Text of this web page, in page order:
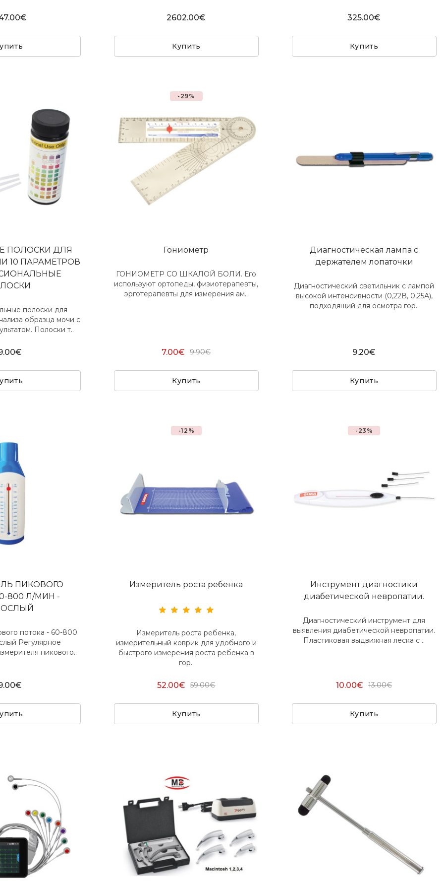
2602.00€
Купить
325.00€
Купить
ПОЛОСКИ ДЛЯ
10 ПАРАМЕТРОВ
полоски для
образца мочи с
Полоски т..
-29%
Гониометр
ГОНИОМЕТР СО ШКАЛОЙ БОЛИ. Его
используют ортопеды, физиотерапевты,
эрготерапевты для измерения ам..
7.00€ 9.90€
Купить
Диагностическая лампа с
держателем лопаточки
Диагностический светильник с лампой
высокой интенсивности (0,22В, 0,25А),
подходящий для осмотра гор..
9.20€
Купить
ПИКОВОГО
800 Л/МИН -
потока - 60-800
Регулярное
пикового..
-12%
Измеритель роста ребенка
Измеритель роста ребенка,
измерительный коврик для удобного и
быстрого измерения роста ребенка в
гор..
52.00€ 59.00€
Купить
-23%
Инструмент диагностики
диабетической невропатии.
Диагностический инструмент для
выявления диабетической невропатии.
Пластиковая выдвижная леска с ..
10.00€ 13.00€
Купить